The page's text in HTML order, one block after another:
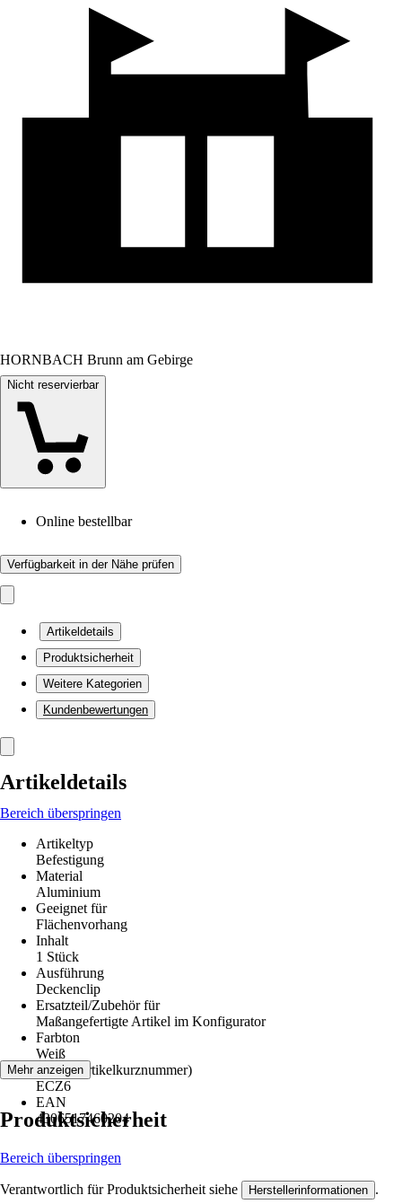
HORNBACH Brunn am Gebirge
Nicht reservierbar
Online bestellbar
Verfügbarkeit in der Nähe prüfen
Artikeldetails
Produktsicherheit
Weitere Kategorien
Kundenbewertungen
Artikeldetails
Bereich überspringen
Artikeltyp
Befestigung
Material
Aluminium
Geeignet für
Flächenvorhang
Inhalt
1 Stück
Ausführung
Deckenclip
Ersatzteil/Zubehör für
Maßangefertigte Artikel im Konfigurator
Farbton
Weiß
AKN (Artikelkurznummer)
ECZ6
EAN
4306517460204
Mehr anzeigen
Produktsicherheit
Bereich überspringen
Verantwortlich für Produktsicherheit siehe Herstellerinformationen .